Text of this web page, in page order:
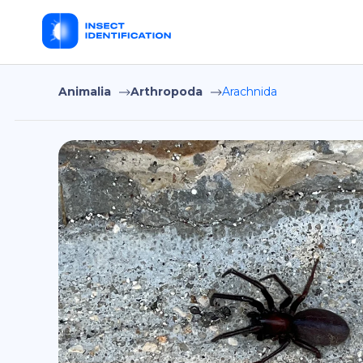
Animalia Arthropoda Arachnida